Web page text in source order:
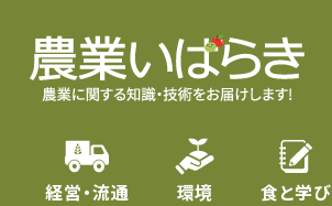
経営・流通 環境 食と学び